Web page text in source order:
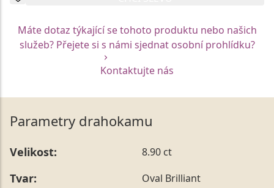
Máte dotaz týkající se tohoto produktu nebo našich
služeb? Přejete si s námi sjednat osobní prohlídku?
Kontaktujte nás
Parametry drahokamu
Velikost: 8.90 ct
Tvar: Oval Brilliant